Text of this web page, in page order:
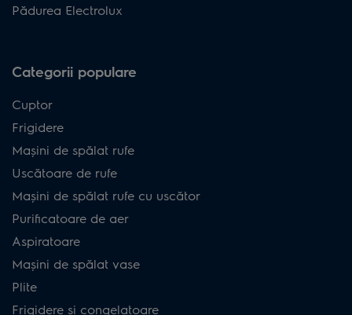
Pădurea Electrolux
Categorii populare
Cuptor
Frigidere
Mașini de spălat rufe
Uscătoare de rufe
Mașini de spălat rufe cu uscător
Purificatoare de aer
Aspiratoare
Mașini de spălat vase
Plite
Frigidere și congelatoare